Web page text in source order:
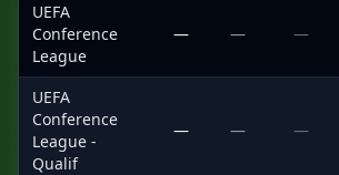
UEFA
Conference
League
— — —
UEFA
Conference
League -
Qualif
— — —